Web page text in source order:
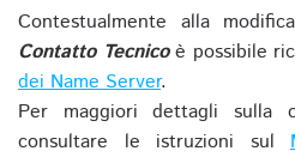
Contestualmente alla
Contatto Tecnicoè possibile
dei Name Server.
Per maggiori dettagli sulla
consultare le istruzioni sul